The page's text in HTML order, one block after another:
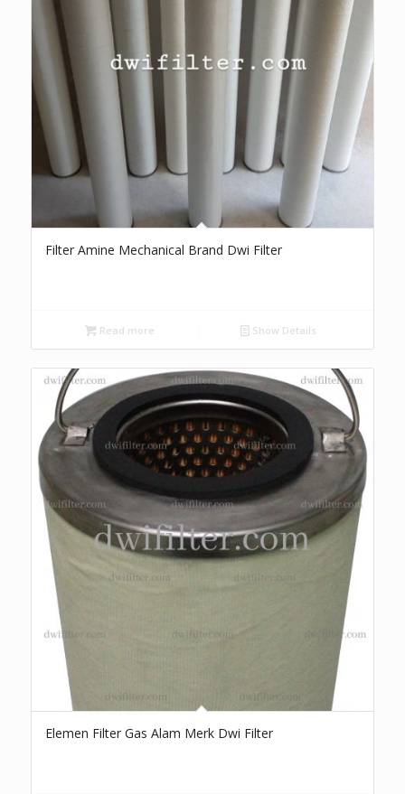
Filter Amine Mechanical Brand Dwi Filter
Read more Show Details
Elemen Filter Gas Alam Merk Dwi Filter